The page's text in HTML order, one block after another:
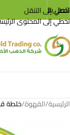
تخطي إلى التنقل
تخطي إلى المحتوى
اتصل بنا
الرئيسية/القهوة/خلطة